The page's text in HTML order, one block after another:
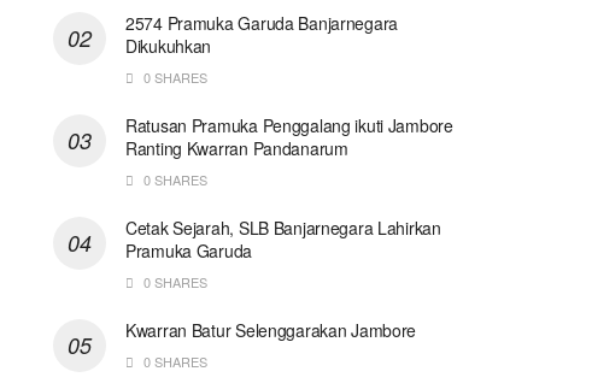
2574 Pramuka Garuda Banjarnegara
Dikukuhkan
0 SHARES
Ratusan Pramuka Penggalang ikuti Jambore
Ranting Kwarran Pandanarum
0 SHARES
Cetak Sejarah, SLB Banjarnegara Lahirkan
Pramuka Garuda
0 SHARES
Kwarran Batur Selenggarakan Jambore
0 SHARES